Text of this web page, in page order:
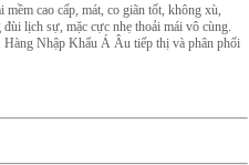
cao cấp, mát, co giãn tốt, không xù,
lịch sự, mặc cực nhẹ thoải mái vô cùng.
Hàng Nhập Khẩu Á Âu tiếp thị và phân phối